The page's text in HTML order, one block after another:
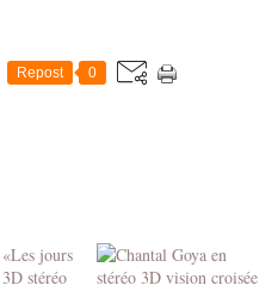
Repost 0